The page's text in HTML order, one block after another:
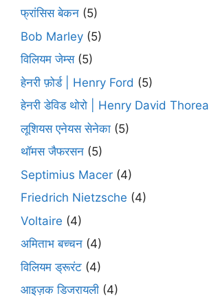
फ्रांसिस बेकन (5)
Bob Marley (5)
विलियम जेम्स(5)
हेनरी फ़ोर्ड | Henry Ford (5)
हेनरी डेविड थोरो | Henry David
लूशियस एनेयस सेनेका (5)
थॉमस जैफरसन (5)
Septimius Macer (4)
Friedrich Nietzsche (4)
Voltaire (4)
अमिताभ बच्चन (4)
विलियम ड्रूरंट (4)
आइज़क डिजरायली (4)